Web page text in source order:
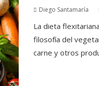
Diego Santamaría
La dieta
filosofía del
carne y otros